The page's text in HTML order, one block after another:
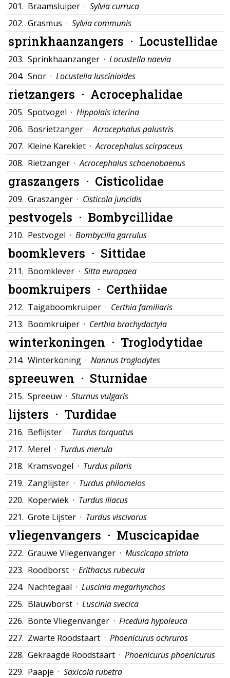
201. Braamsluiper · Sylvia curruca
202. Grasmus · Sylvia communis
sprinkhaanzangers · Locustellidae
203. Sprinkhaanzanger · Locustella naevia
204. Snor · Locustella luscinioides
rietzangers · Acrocephalidae
205. Spotvogel · Hippolais icterina
206. Bosrietzanger ·Acrocephalus palustris
207. Kleine Karekiet ·Acrocephalus scirpaceus
208. Rietzanger ·Acrocephalus schoenobaenus
graszangers · Cisticolidae
209. Graszanger · Cisticola juncidis
pestvogels · Bombycillidae
210. Pestvogel · Bombycilla garrulus
boomklevers · Sittidae
211. Boomklever · Sitta europaea
boomkruipers · Certhiidae
212. Taigaboomkruiper · Certhia familiaris
213. Boomkruiper · Certhia brachydactyla
winterkoningen · Troglodytidae
214. Winterkoning · Nannus troglodytes
spreeuwen · Sturnidae
215. Spreeuw · Sturnus vulgaris
lijsters · Turdidae
216. Beflijster · Turdus torquatus
217. Merel · Turdus merula
218. Kramsvogel · Turdus pilaris
219. Zanglijster · Turdus philomelos
220. Koperwiek · Turdus iliacus
221. Grote Lijster · Turdus viscivorus
vliegenvangers · Muscicapidae
222. Grauwe Vliegenvanger · Muscicapa striata
223. Roodborst · Erithacus rubecula
224. Nachtegaal · Luscinia megarhynchos
225. Blauwborst · Luscinia svecica
226. Bonte Vliegenvanger · Ficedula hypoleuca
227. Zwarte Roodstaart · Phoenicurus ochruros
228. Gekraagde Roodstaart · Phoenicurus phoenicurus
229. Paapje · Saxicola rubetra